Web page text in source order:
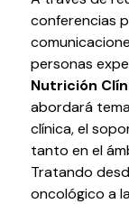
Tour Virtual
Servicios
Organizar
Testimonios
Últimos
Baluarte
conferencias
personas
Nutrición
abordará
clínica, el
tanto en el
Tratando
oncológico a